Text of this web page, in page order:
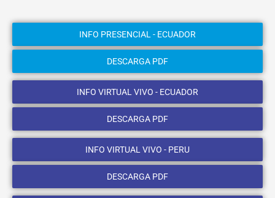
INFO PRESENCIAL - ECUADOR
DESCARGA PDF
INFO VIRTUAL VIVO - ECUADOR
DESCARGA PDF
INFO VIRTUAL VIVO - PERU
DESCARGA PDF